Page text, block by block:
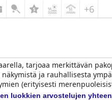
+6
tarjoaa merkittävän
ja rauhallisesta
(erityisesti
luokkien arvostelujen